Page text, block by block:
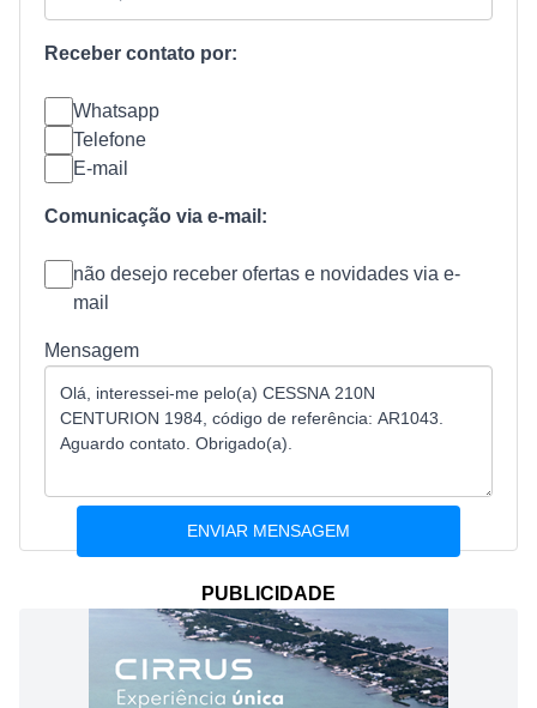
Receber contato por:
Whatsapp
Telefone
E-mail
Comunicação via e-mail:
não desejo receber ofertas e novidades via e-
mail
Mensagem
PUBLICIDADE